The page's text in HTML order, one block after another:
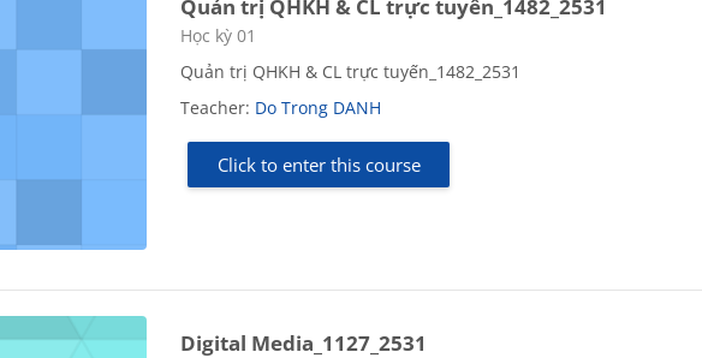
Quản trị QHKH & CL trực tuyến_1482_2531
Course category
Học kỳ 01
Quản trị QHKH & CL trực tuyến_1482_2531
Teacher: Do Trong DANH
Click to enter this course
Digital Media_1127_2531